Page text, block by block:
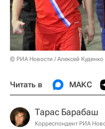
© РИА Новости / Алексей Куденко
Читать в МАКС
Тарас Барабаш
Корреспондент РИА